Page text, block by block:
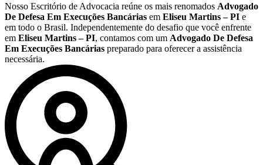
Nosso Escritório de Advocacia reúne os mais renomados Advogado
De Defesa Em Execuções Bancárias em Eliseu Martins – PI e
em todo o Brasil. Independentemente do desafio que você enfrente
em Eliseu Martins – PI, contamos com um Advogado De Defesa
Em Execuções Bancárias preparado para oferecer a assistência
necessária.